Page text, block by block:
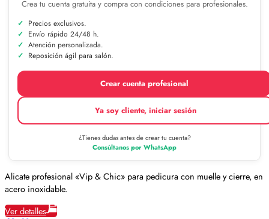
Crea tu cuenta gratuita y compra con condiciones para profesionales.
Precios exclusivos.
Envío rápido 24/48 h.
Atención personalizada.
Reposición ágil para salón.
Crear cuenta profesional
Ya soy cliente, iniciar sesión
¿Tienes dudas antes de crear tu cuenta?
Consúltanos por WhatsApp
Alicate profesional «Vip & Chic» para pedicura con muelle y cierre, en
acero inoxidable.
Ver detalles